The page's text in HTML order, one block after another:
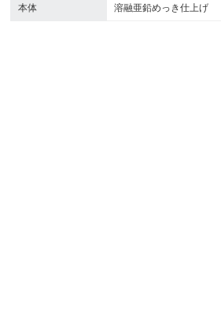
本体 溶融亜鉛めっき仕上げ